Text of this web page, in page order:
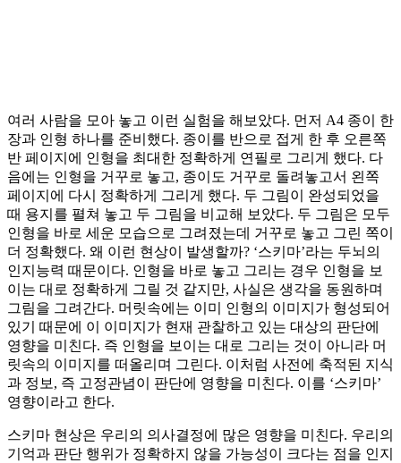
여러 사람을 모아 놓고 이런 실험을 해보았다. 먼저 A4 종이 한
장과 인형 하나를 준비했다. 종이를 반으로 접게 한 후 오른쪽
반 페이지에 인형을 최대한 정확하게 연필로 그리게 했다. 다
음에는 인형을 거꾸로 놓고, 종이도 거꾸로 돌려놓고서 왼쪽
페이지에 다시 정확하게 그리게 했다. 두 그림이 완성되었을
때 용지를 펼쳐 놓고 두 그림을 비교해 보았다. 두 그림은 모두
인형을 바로 세운 모습으로 그려졌는데 거꾸로 놓고 그린 쪽이
더 정확했다. 왜 이런 현상이 발생할까? ‘스키마’라는 두뇌의
인지능력 때문이다. 인형을 바로 놓고 그리는 경우 인형을 보
이는 대로 정확하게 그릴 것 같지만, 사실은 생각을 동원하며
그림을 그려간다. 머릿속에는 이미 인형의 이미지가 형성되어
있기 때문에 이 이미지가 현재 관찰하고 있는 대상의 판단에
영향을 미친다. 즉 인형을 보이는 대로 그리는 것이 아니라 머
릿속의 이미지를 떠올리며 그린다. 이처럼 사전에 축적된 지식
과 정보, 즉 고정관념이 판단에 영향을 미친다. 이를 ‘스키마’
영향이라고 한다.
스키마 현상은 우리의 의사결정에 많은 영향을 미친다. 우리의
기억과 판단 행위가 정확하지 않을 가능성이 크다는 점을 인지